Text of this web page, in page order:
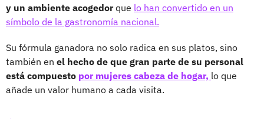
y un ambiente acogedorque lo han convertido en un
símbolo de la gastronomía nacional.
Su fórmula ganadora no solo radica en sus platos, sino
también en el hecho de que gran parte de su personal
está compuesto por mujeres cabeza de hogar, lo que
añade un valor humano a cada visita.